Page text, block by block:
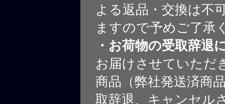
よる返品・交換は不
ますので予めご了承
・お荷物の受取辞退
お届けさせていただ
商品（弊社発送済商
取辞退、キャンセル